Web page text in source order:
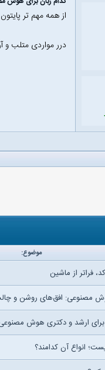
از همه مهم تر
درر مواردی متلب و
موضوع:
فراتر از ماشین
مصنوعی: افق‌های روشن و
ارشد و دکتری هوش
انواع آن کدامند؟